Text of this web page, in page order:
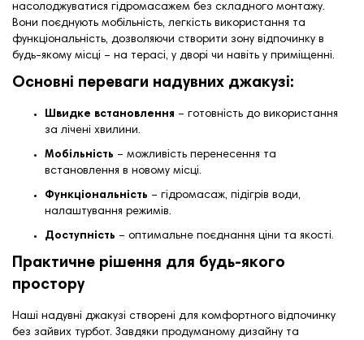
насолоджуватися гідромасажем без складного монтажу.
Вони поєднують мобільність, легкість використання та
функціональність, дозволяючи створити зону відпочинку в
будь-якому місці – на терасі, у дворі чи навіть у приміщенні.
Основні переваги надувних джакузі:
Швидке встановлення – готовність до використання
за лічені хвилини.
Мобільність – можливість перенесення та
встановлення в новому місці.
Функціональність – гідромасаж, підігрів води,
налаштування режимів.
Доступність – оптимальне поєднання ціни та якості.
Практичне рішення для будь-якого
простору
Наші надувні джакузі створені для комфортного відпочинку
без зайвих турбот. Завдяки продуманому дизайну та